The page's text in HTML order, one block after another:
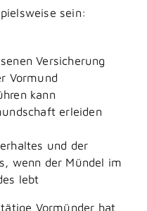
sein:
Versicherung
Vormund
kann
erleiden
und der
wenn der Mündel im
lebt
Vormünder hat